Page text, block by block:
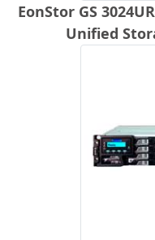
EonStor GS
Unified